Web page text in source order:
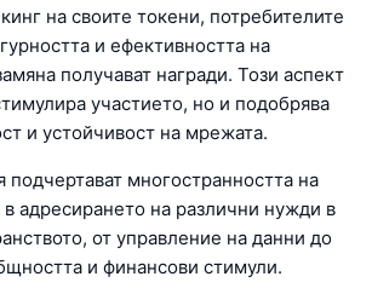
на своите токени, потребителите
и ефективността на
получават награди. Този аспект
участието, но и подобрява
и устойчивост на мрежата.
многостранността на
адресирането на различни нужди в
от управление на данни до
и финансови стимули.